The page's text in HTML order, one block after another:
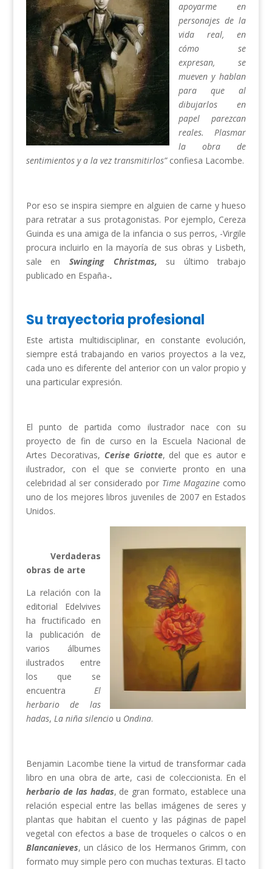
apoyarme en
personajes de la
vida real, en
cómo se
expresan, se
mueven y hablan
para que al
dibujarlos en
papel parezcan
reales. Plasmar
la obra de
sentimientos y a la vez transmitirlos” confiesa Lacombe.
Por eso se inspira siempre en alguien de carne y hueso
para retratar a sus protagonistas. Por ejemplo, Cereza
Guinda es una amiga de la infancia o sus perros, -Virgile
procura incluirlo en la mayoría de sus obras y Lisbeth,
sale en Swinging Christmas, su último trabajo
publicado en España-.
Su trayectoria profesional
Este artista multidisciplinar, en constante evolución,
siempre está trabajando en varios proyectos a la vez,
cada uno es diferente del anterior con un valor propio y
una particular expresión.
El punto de partida como ilustrador nace con su
proyecto de fin de curso en la Escuela Nacional de
Artes Decorativas, Cerise Griotte, del que es autor e
ilustrador, con el que se convierte pronto en una
celebridad al ser considerado por Time Magazine como
uno de los mejores libros juveniles de 2007 en Estados
Unidos.
Verdaderas
obras de arte
La relación con la
editorial Edelvives
ha fructificado en
la publicación de
varios álbumes
ilustrados entre
los que se
encuentraEl
herbario de las
hadas, La niña silenciou Ondina.
Benjamin Lacombe tiene la virtud de transformar cada
libro en una obra de arte, casi de coleccionista. En el
herbario de las hadas, de gran formato, establece una
relación especial entre las bellas imágenes de seres y
plantas que habitan el cuento y las páginas de papel
vegetal con efectos a base de troqueles o calcos o en
Blancanieves, un clásico de los Hermanos Grimm, con
formato muy simple pero con muchas texturas. El tacto